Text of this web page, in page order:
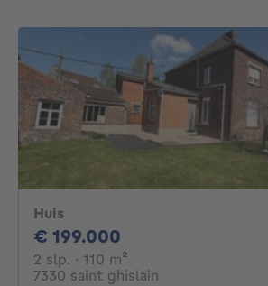
Huis
€ 199.000
2 slp. 2 slaapkamers
· 110 m²
7330 saint ghislain